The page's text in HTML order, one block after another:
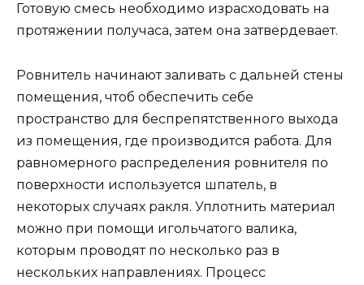
Готовую смесь необходимо израсходовать на
протяжении получаса, затем она затвердевает.
Ровнитель начинают заливать с дальней стены
помещения, чтоб обеспечить себе
пространство для беспрепятственного выхода
из помещения, где производится работа. Для
равномерного распределения ровнителя по
поверхности используется шпатель, в
некоторых случаях ракля. Уплотнить материал
можно при помощи игольчатого валика,
которым проводят по несколько раз в
нескольких направлениях. Процесс